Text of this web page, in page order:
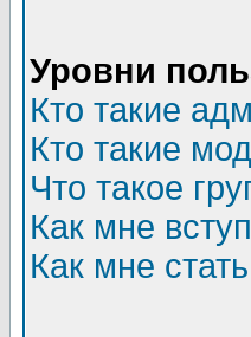
Уровни
Кто такие
Кто такие
Что такое
Как мне
Как мне